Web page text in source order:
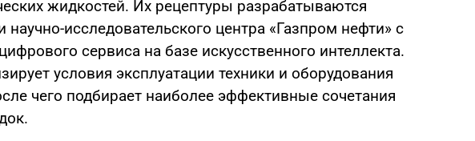
жидкостей. Их рецептуры разрабатываются
научно-исследовательского центра «Газпром нефти» с
сервиса на базе искусственного интеллекта.
условия эксплуатации техники и оборудования
чего подбирает наиболее эффективные сочетания